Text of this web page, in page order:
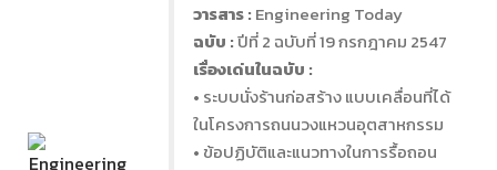
วารสาร : Engineering Today
ฉบับ :ปีที่ 2 ฉบับที่ 19 กรกฎาคม 2547
เรื่องเด่นในฉบับ :
• ระบบนั่งร้านก่อสร้าง แบบเคลื่อนที่ได้
ในโครงการถนนวงแหวนอุตสาหกรรม
• ข้อปฏิบัติและแนวทางในการรื้อถอน